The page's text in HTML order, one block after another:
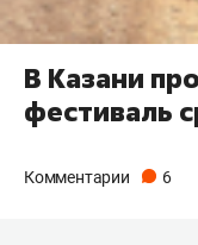
В Казани
фестиваль
Комментарии 6